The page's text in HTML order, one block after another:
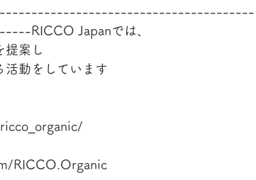
Japanでは、
提案し
活動をしています
RICCO.Organic